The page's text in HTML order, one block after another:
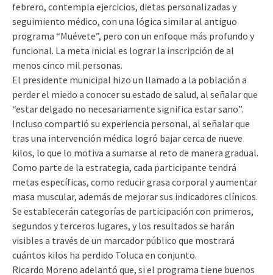
febrero, contempla ejercicios, dietas personalizadas y
seguimiento médico, con una lógica similar al antiguo
programa “Muévete”, pero con un enfoque más profundo y
funcional. La meta inicial es lograr la inscripción de al
menos cinco mil personas.
El presidente municipal hizo un llamado a la población a
perder el miedo a conocer su estado de salud, al señalar que
“estar delgado no necesariamente significa estar sano”.
Incluso compartió su experiencia personal, al señalar que
tras una intervención médica logró bajar cerca de nueve
kilos, lo que lo motiva a sumarse al reto de manera gradual.
Como parte de la estrategia, cada participante tendrá
metas específicas, como reducir grasa corporal y aumentar
masa muscular, además de mejorar sus indicadores clínicos.
Se establecerán categorías de participación con primeros,
segundos y terceros lugares, y los resultados se harán
visibles a través de un marcador público que mostrará
cuántos kilos ha perdido Toluca en conjunto.
Ricardo Moreno adelantó que, si el programa tiene buenos